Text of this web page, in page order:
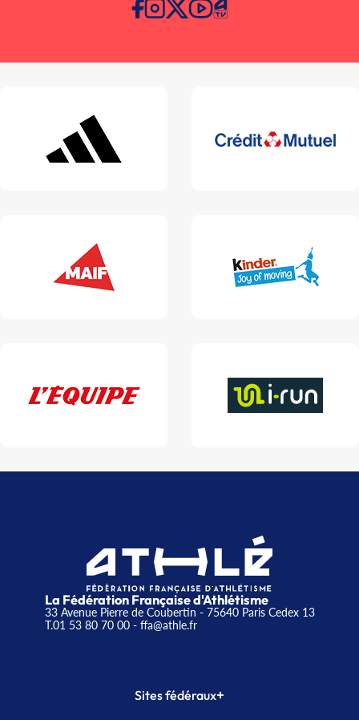
La Fédération Française d'Athlétisme
33 Avenue Pierre de Coubertin - 75640 Paris Cedex 13
T.01 53 80 70 00- ffa@athle.fr
Sites fédéraux+